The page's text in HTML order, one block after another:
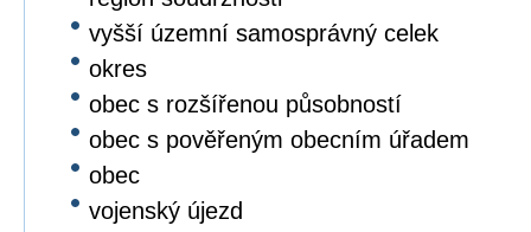
vyšší územní samosprávný celek
okres
obec s rozšířenou působností
obec s pověřeným obecním úřadem
obec
vojenský újezd